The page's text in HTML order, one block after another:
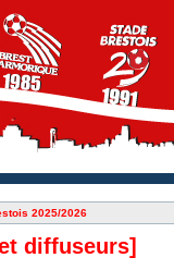
2025/2026
diffuseurs]